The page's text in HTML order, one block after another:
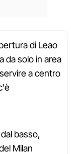
di Leao
da solo in area
a centro
basso,
Milan